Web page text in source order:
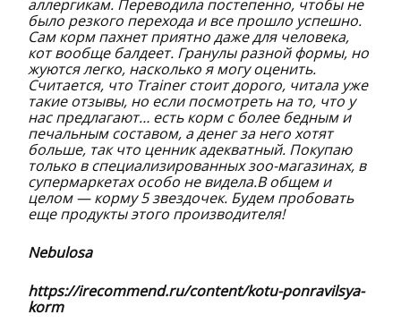
аллергикам. Переводила постепенно, чтобы не
было резкого перехода и все прошло успешно.
Сам корм пахнет приятно даже для человека,
кот вообще балдеет. Гранулы разной формы, но
жуются легко, насколько я могу оценить.
Считается, что Trainer стоит дорого, читала уже
такие отзывы, но если посмотреть на то, что у
нас предлагают… есть корм с более бедным и
печальным составом, а денег за него хотят
больше, так что ценник адекватный. Покупаю
только в специализированных зоо-магазинах, в
супермаркетах особо не видела.В общем и
целом — корму 5 звездочек. Будем пробовать
еще продукты этого производителя!
Nebulosa
https://irecommend.ru/content/kotu-ponravilsya-
korm